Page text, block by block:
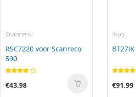
Scanreco
RSC7220 voor Scanreco
590
€43.98
Ikusi
€91.99